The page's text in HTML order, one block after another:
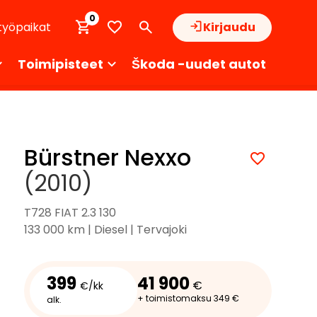
Kirjaudu
0
Toimipisteet Škoda -uudet autot
Bürstner Nexxo
(2010)
T728 FIAT 2.3 130
133 000 km | Diesel | Tervajoki
399 €/kk
alk.
41 900 €
+ toimistomaksu 349 €